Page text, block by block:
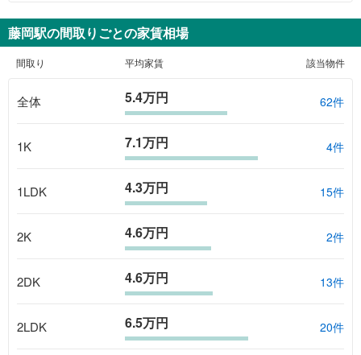
藤岡駅の間取りごとの家賃相場
間取り 平均家賃 該当物件
全体 5.4万円 62件
1K 7.1万円 4件
1LDK 4.3万円 15件
2K 4.6万円 2件
2DK 4.6万円 13件
2LDK 6.5万円 20件